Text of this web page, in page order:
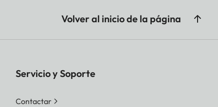
Volver al inicio de la página
Servicio y Soporte
Contactar